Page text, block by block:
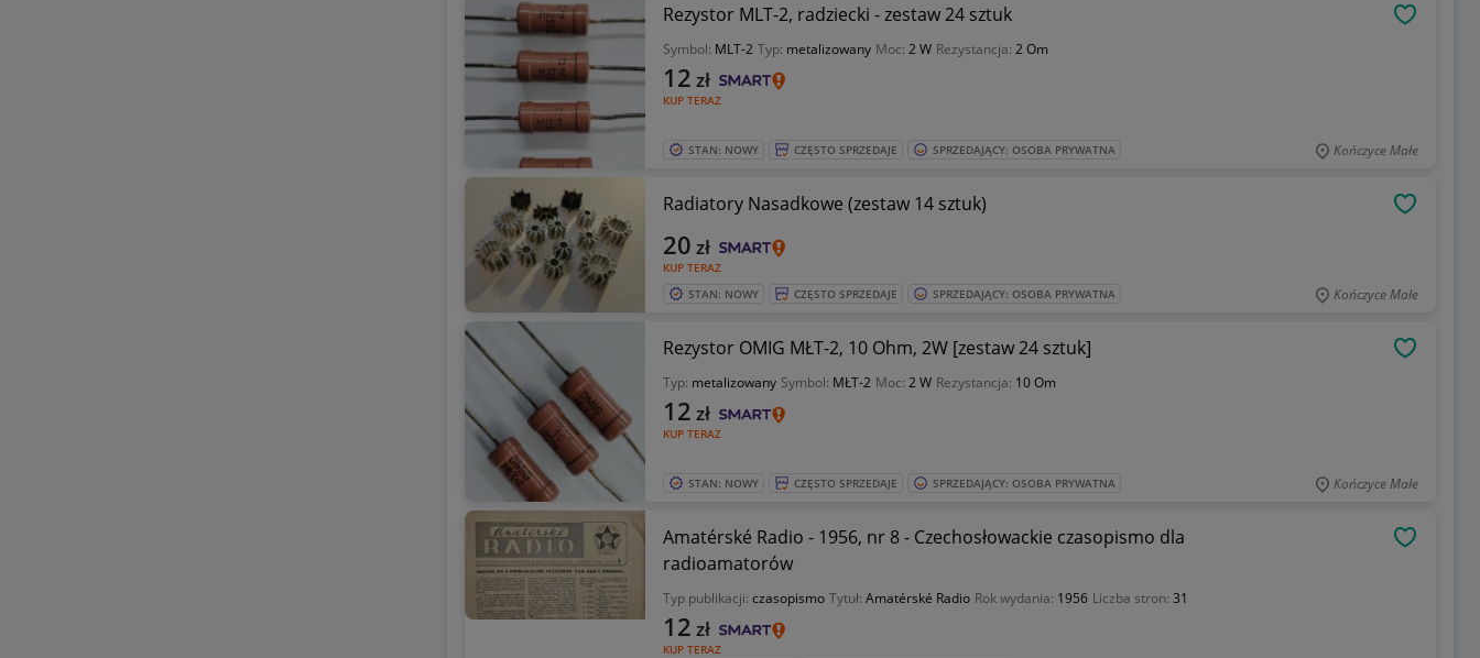
Rezystor MLT-2, radziecki - zestaw 24 sztuk
Symbol: MLT-2 Typ: metalizowany Moc: 2 W Rezystancja: 2 Om
KUP TERAZ
12 zł
STAN: NOWY CZĘSTO SPRZEDAJE SPRZEDAJĄCY: OSOBA PRYWATNA Kończyce Małe
Radiatory Nasadkowe (zestaw 14 sztuk)
KUP TERAZ
20 zł
STAN: NOWY CZĘSTO SPRZEDAJE SPRZEDAJĄCY: OSOBA PRYWATNA Kończyce Małe
Rezystor OMIG MŁT-2, 10 Ohm, 2W [zestaw 24 sztuk]
Typ: metalizowany Symbol: MŁT-2 Moc: 2 W Rezystancja: 10 Om
KUP TERAZ
12 zł
STAN: NOWY CZĘSTO SPRZEDAJE SPRZEDAJĄCY: OSOBA PRYWATNA Kończyce Małe
Amatérské Radio - 1956, nr 8 - Czechosłowackie czasopismo dla
radioamatorów
Typ publikacji: czasopismo Tytuł: Amatérské Radio Rok wydania: 1956 Liczba stron: 31
KUP TERAZ
12 zł